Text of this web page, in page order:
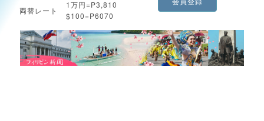
両替レート
1万円=P3,810
$100=P6070